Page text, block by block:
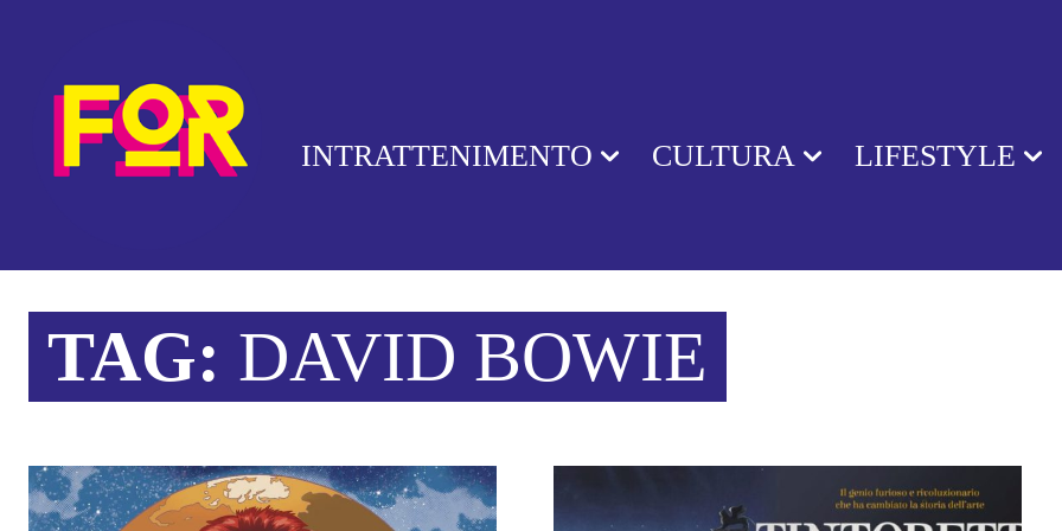
INTRATTENIMENTO CULTURA LIFESTYLE
TAG: DAVID BOWIE